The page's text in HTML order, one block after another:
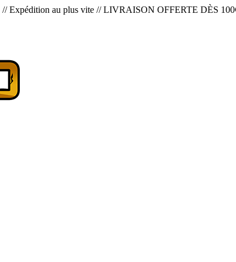
// Expédition au plus vite // LIVRAISON OFFERTE DÈS